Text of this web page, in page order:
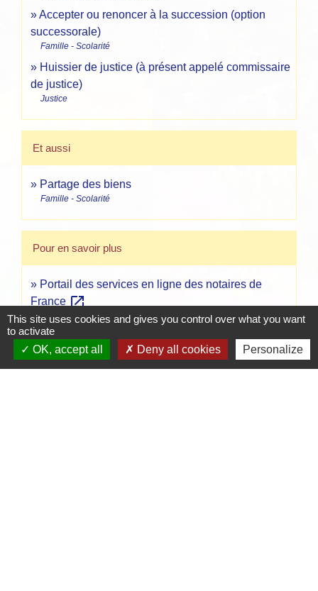
Accepter ou renoncer à la succession (option
successorale)
Famille - Scolarité
Huissier de justice (à présent appelé commissaire
de justice)
Justice
Et aussi
Partage des biens
Famille - Scolarité
Pour en savoir plus
Portail des services en ligne des notaires de
France open_in_new
Notaires de France
Succession : l'indivision, c'est quoi ?open_in_new
Ministère chargé de l'économie
This site uses cookies and gives you control over what you want
to activate
OK, accept all
Deny all cookies Personalize